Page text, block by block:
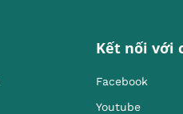
Kết nối với
Facebook
Youtube